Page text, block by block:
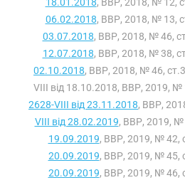
06.02.2018, ВВР, 2018, № 13,
03.07.2018, ВВР, 2018, № 46,
12.07.2018, ВВР, 2018, № 38,
02.10.2018, ВВР, 2018, № 46,
VIII від 18.10.2018, ВВР, 2019,
2628-VIII від 23.11.2018, ВВР,
VIII від 28.02.2019, ВВР, 2019, №
19.09.2019, ВВР, 2019, № 42,
20.09.2019, ВВР, 2019, № 45,
20.09.2019, ВВР, 2019, № 46,